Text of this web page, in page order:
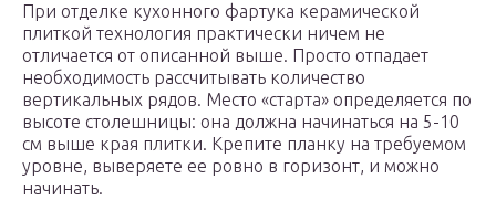
При отделке кухонного фартука керамической
плиткой технология практически ничем не
отличается от описанной выше. Просто отпадает
необходимость рассчитывать количество
вертикальных рядов. Место «старта» определяется по
высоте столешницы: она должна начинаться на 5-10
см выше края плитки. Крепите планку на требуемом
уровне, выверяете ее ровно в горизонт, и можно
начинать.